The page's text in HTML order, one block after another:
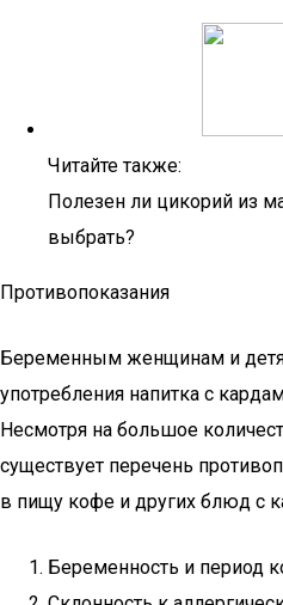
Читайте также:
Полезен ли цикорий из
выбрать?
Противопоказания
Беременным женщинам и
употребления напитка с
Несмотря на большое
существует перечень
в пищу кофе и других блюд с
Беременность и период